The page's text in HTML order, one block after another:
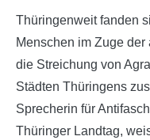
Thüringenweit fanden
Menschen im Zuge
die Streichung von
Städten Thüringens
Sprecherin für
Thüringer Landtag,